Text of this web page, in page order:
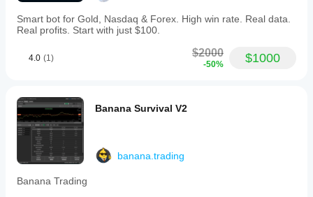
Smart bot for Gold, Nasdaq & Forex. High win rate. Real data.
Real profits. Start with just $100.
4.0 (1) $2000
-50% $1000
Banana Survival V2
banana.trading
Banana Trading